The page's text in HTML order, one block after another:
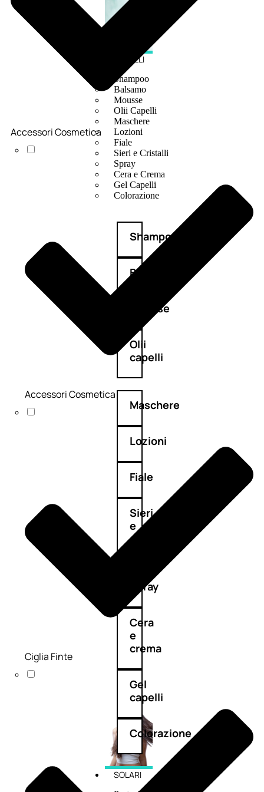
CAPELLI
Shampoo
Balsamo
Mousse
Olii Capelli
Maschere
Lozioni
Fiale
Sieri e Cristalli
Spray
Cera e Crema
Gel Capelli
Colorazione
Shampoo
Balsamo
Mousse
Olii
capelli
Maschere
Lozioni
Fiale
Sieri
e
cristalli
Spray
Cera
e
crema
Gel
capelli
Colorazione
SOLARI
Accessori Cosmetica
Accessori Cosmetica
Ciglia Finte